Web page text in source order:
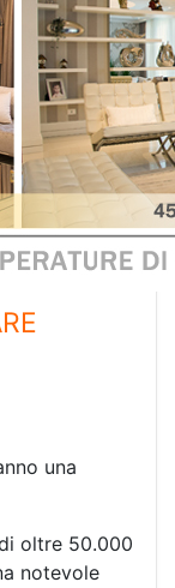
una
oltre 50.000
notevole